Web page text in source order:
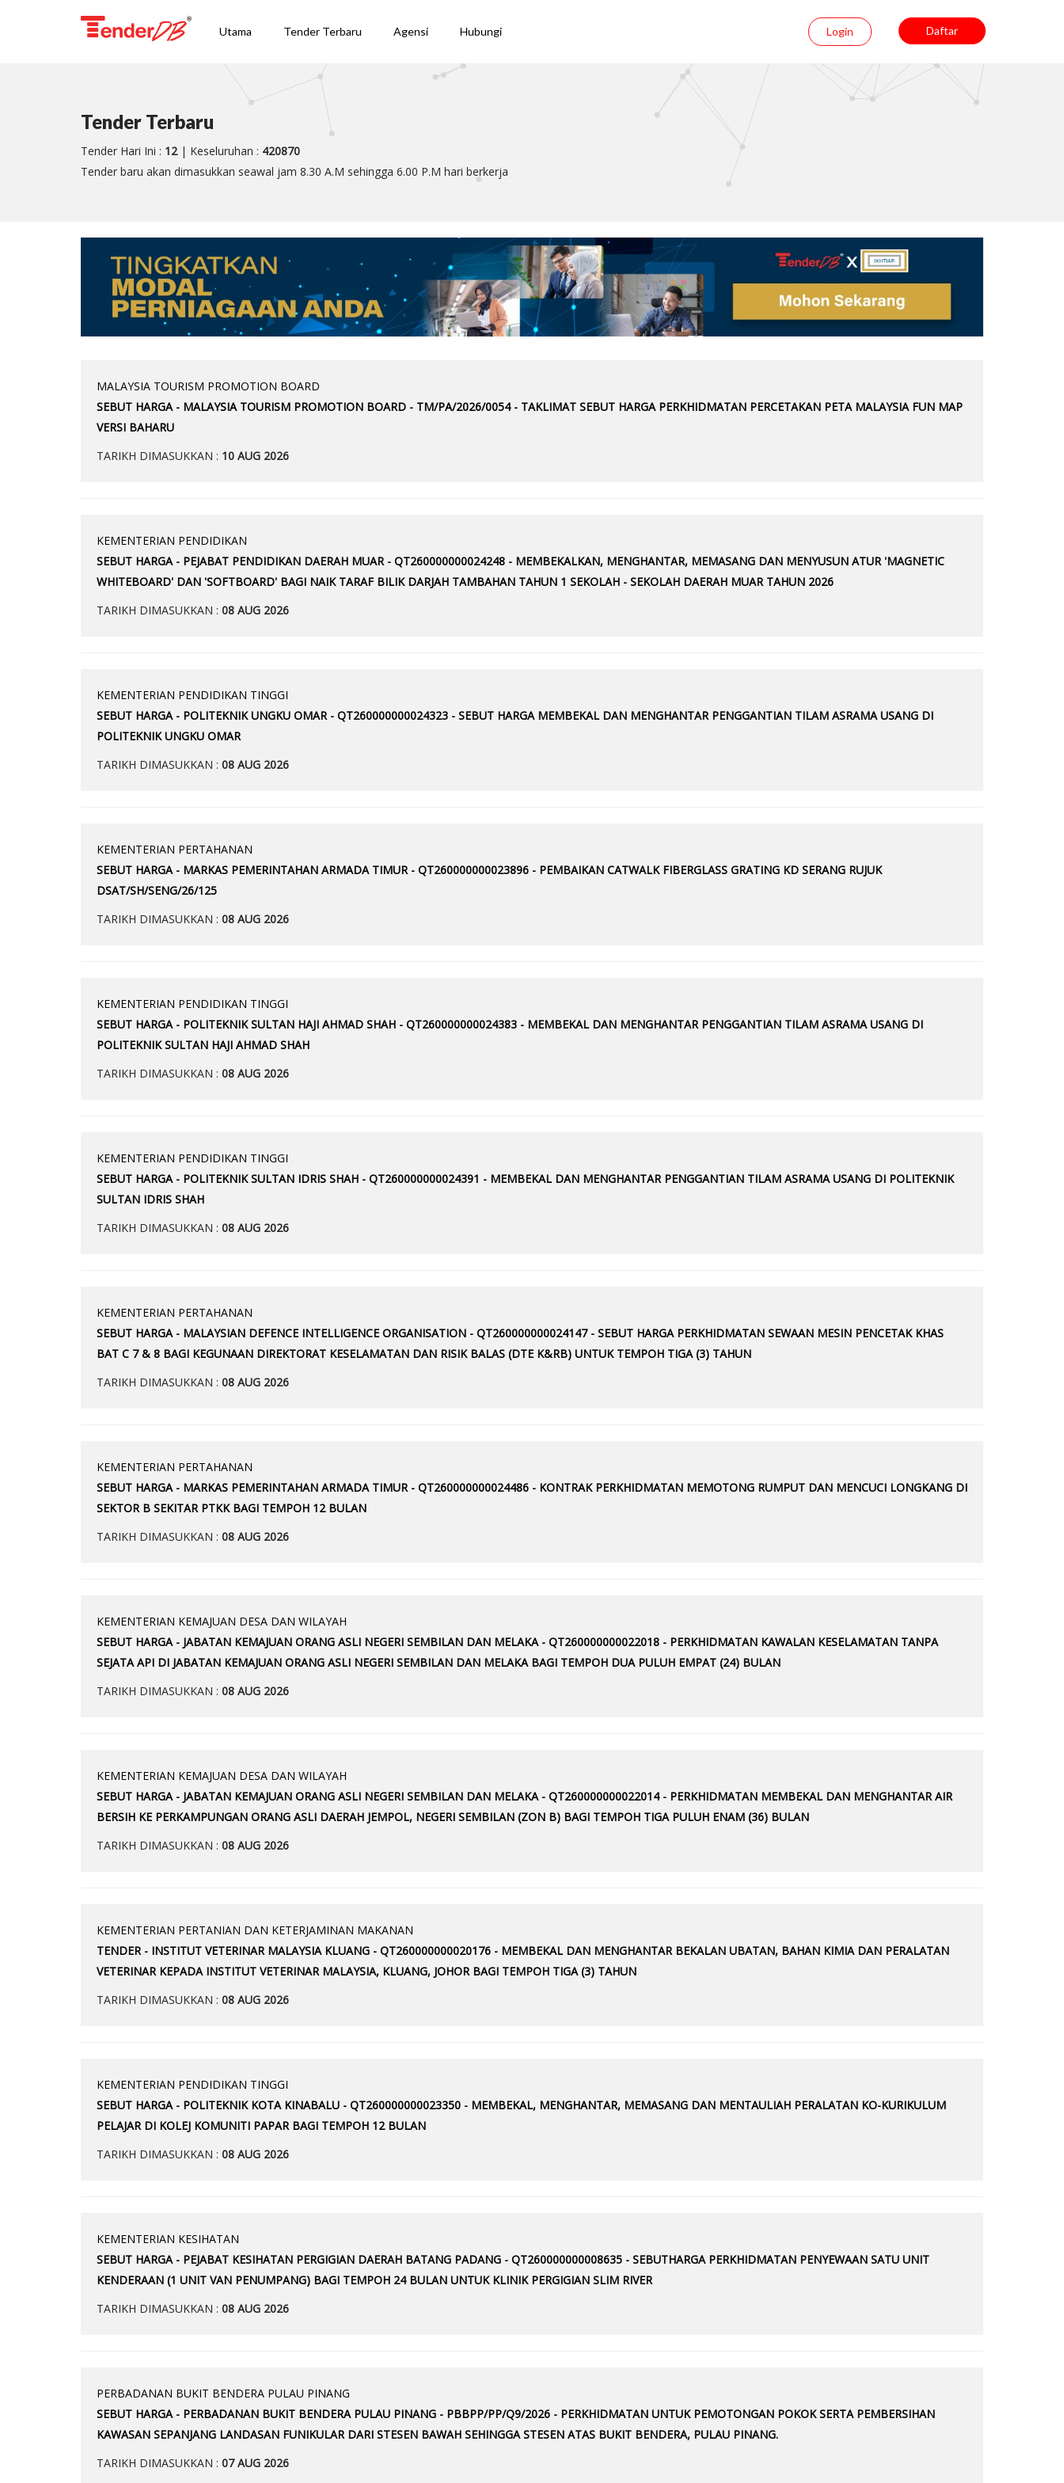
Utama Tender Terbaru Agensi Hubungi Login Daftar
Tender Terbaru
Tender Hari Ini : 12| Keseluruhan : 420870
Tender baru akan dimasukkan seawal jam 8.30 A.M sehingga 6.00 P.M hari berkerja
MALAYSIA TOURISM PROMOTION BOARD
SEBUT HARGA - MALAYSIA TOURISM PROMOTION BOARD - TM/PA/2026/0054 - TAKLIMAT SEBUT HARGA PERKHIDMATAN PERCETAKAN PETA MALAYSIA FUN MAP
VERSI BAHARU
TARIKH DIMASUKKAN : 10 AUG 2026
KEMENTERIAN PENDIDIKAN
SEBUT HARGA - PEJABAT PENDIDIKAN DAERAH MUAR - QT260000000024248 - MEMBEKALKAN, MENGHANTAR, MEMASANG DAN MENYUSUN ATUR 'MAGNETIC
WHITEBOARD' DAN 'SOFTBOARD' BAGI NAIK TARAF BILIK DARJAH TAMBAHAN TAHUN 1 SEKOLAH - SEKOLAH DAERAH MUAR TAHUN 2026
TARIKH DIMASUKKAN : 08 AUG 2026
KEMENTERIAN PENDIDIKAN TINGGI
SEBUT HARGA - POLITEKNIK UNGKU OMAR - QT260000000024323 - SEBUT HARGA MEMBEKAL DAN MENGHANTAR PENGGANTIAN TILAM ASRAMA USANG DI
POLITEKNIK UNGKU OMAR
TARIKH DIMASUKKAN : 08 AUG 2026
KEMENTERIAN PERTAHANAN
SEBUT HARGA - MARKAS PEMERINTAHAN ARMADA TIMUR - QT260000000023896 - PEMBAIKAN CATWALK FIBERGLASS GRATING KD SERANG RUJUK
DSAT/SH/SENG/26/125
TARIKH DIMASUKKAN : 08 AUG 2026
KEMENTERIAN PENDIDIKAN TINGGI
SEBUT HARGA - POLITEKNIK SULTAN HAJI AHMAD SHAH - QT260000000024383 - MEMBEKAL DAN MENGHANTAR PENGGANTIAN TILAM ASRAMA USANG DI
POLITEKNIK SULTAN HAJI AHMAD SHAH
TARIKH DIMASUKKAN : 08 AUG 2026
KEMENTERIAN PENDIDIKAN TINGGI
SEBUT HARGA - POLITEKNIK SULTAN IDRIS SHAH - QT260000000024391 - MEMBEKAL DAN MENGHANTAR PENGGANTIAN TILAM ASRAMA USANG DI POLITEKNIK
SULTAN IDRIS SHAH
TARIKH DIMASUKKAN : 08 AUG 2026
KEMENTERIAN PERTAHANAN
SEBUT HARGA - MALAYSIAN DEFENCE INTELLIGENCE ORGANISATION - QT260000000024147 - SEBUT HARGA PERKHIDMATAN SEWAAN MESIN PENCETAK KHAS
BAT C 7 & 8 BAGI KEGUNAAN DIREKTORAT KESELAMATAN DAN RISIK BALAS (DTE K&RB) UNTUK TEMPOH TIGA (3) TAHUN
TARIKH DIMASUKKAN : 08 AUG 2026
KEMENTERIAN PERTAHANAN
SEBUT HARGA - MARKAS PEMERINTAHAN ARMADA TIMUR - QT260000000024486 - KONTRAK PERKHIDMATAN MEMOTONG RUMPUT DAN MENCUCI LONGKANG DI
SEKTOR B SEKITAR PTKK BAGI TEMPOH 12 BULAN
TARIKH DIMASUKKAN : 08 AUG 2026
KEMENTERIAN KEMAJUAN DESA DAN WILAYAH
SEBUT HARGA - JABATAN KEMAJUAN ORANG ASLI NEGERI SEMBILAN DAN MELAKA - QT260000000022018 - PERKHIDMATAN KAWALAN KESELAMATAN TANPA
SEJATA API DI JABATAN KEMAJUAN ORANG ASLI NEGERI SEMBILAN DAN MELAKA BAGI TEMPOH DUA PULUH EMPAT (24) BULAN
TARIKH DIMASUKKAN : 08 AUG 2026
KEMENTERIAN KEMAJUAN DESA DAN WILAYAH
SEBUT HARGA - JABATAN KEMAJUAN ORANG ASLI NEGERI SEMBILAN DAN MELAKA - QT260000000022014 - PERKHIDMATAN MEMBEKAL DAN MENGHANTAR AIR
BERSIH KE PERKAMPUNGAN ORANG ASLI DAERAH JEMPOL, NEGERI SEMBILAN (ZON B) BAGI TEMPOH TIGA PULUH ENAM (36) BULAN
TARIKH DIMASUKKAN : 08 AUG 2026
KEMENTERIAN PERTANIAN DAN KETERJAMINAN MAKANAN
TENDER - INSTITUT VETERINAR MALAYSIA KLUANG - QT260000000020176 - MEMBEKAL DAN MENGHANTAR BEKALAN UBATAN, BAHAN KIMIA DAN PERALATAN
VETERINAR KEPADA INSTITUT VETERINAR MALAYSIA, KLUANG, JOHOR BAGI TEMPOH TIGA (3) TAHUN
TARIKH DIMASUKKAN : 08 AUG 2026
KEMENTERIAN PENDIDIKAN TINGGI
SEBUT HARGA - POLITEKNIK KOTA KINABALU - QT260000000023350 - MEMBEKAL, MENGHANTAR, MEMASANG DAN MENTAULIAH PERALATAN KO-KURIKULUM
PELAJAR DI KOLEJ KOMUNITI PAPAR BAGI TEMPOH 12 BULAN
TARIKH DIMASUKKAN : 08 AUG 2026
KEMENTERIAN KESIHATAN
SEBUT HARGA - PEJABAT KESIHATAN PERGIGIAN DAERAH BATANG PADANG - QT260000000008635 - SEBUTHARGA PERKHIDMATAN PENYEWAAN SATU UNIT
KENDERAAN (1 UNIT VAN PENUMPANG) BAGI TEMPOH 24 BULAN UNTUK KLINIK PERGIGIAN SLIM RIVER
TARIKH DIMASUKKAN : 08 AUG 2026
PERBADANAN BUKIT BENDERA PULAU PINANG
SEBUT HARGA - PERBADANAN BUKIT BENDERA PULAU PINANG - PBBPP/PP/Q9/2026 - PERKHIDMATAN UNTUK PEMOTONGAN POKOK SERTA PEMBERSIHAN
KAWASAN SEPANJANG LANDASAN FUNIKULAR DARI STESEN BAWAH SEHINGGA STESEN ATAS BUKIT BENDERA, PULAU PINANG.
TARIKH DIMASUKKAN : 07 AUG 2026